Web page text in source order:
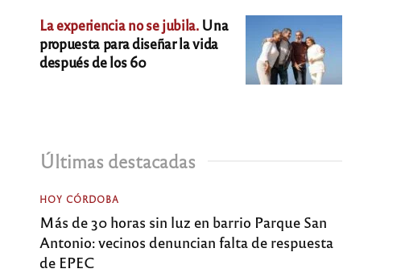
La experiencia no se jubila.Una
propuesta para diseñar la vida
después de los 60
Últimas destacadas
HOY CÓRDOBA
Más de 30 horas sin luz en barrio Parque San
Antonio: vecinos denuncian falta de respuesta
de EPEC